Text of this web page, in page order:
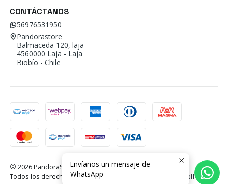
CONTÁCTANOS
56976531950
Pandorastore
Balmaceda 120, laja
4560000 Laja - Laja
Biobío - Chile
2026 PandoraStore.
Todos los derechos reservados.
Desarrollado por Jumpseller.
Envíanos un mensaje de
WhatsApp